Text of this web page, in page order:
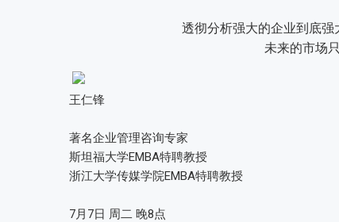
透彻分析强大的企业到底强
未来的市场
王仁锋
著名企业管理咨询专家
斯坦福大学EMBA特聘教授
浙江大学传媒学院EMBA特聘教授
7月7日 周二 晚8点